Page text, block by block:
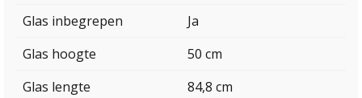
Glas inbegrepen
Ja
Glas hoogte
50 cm
Glas lengte
84,8 cm